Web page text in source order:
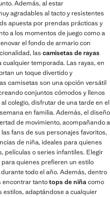
Además, al estar
agradables al tacto y resistentes
apuesta por prendas prácticas y
a los momentos de juego como a
el fondo de armario con
las camisetas de rayas
temporada. Las rayas, en
un toque divertido y
camisetas son una opción versátil
conjuntos cómodos y llenos
colegio, disfrutar de una tarde en el
en familia. Además, el diseño
de movimiento, acompañando a
fans de sus personajes favoritos,
de niña, ideales para quienes
películas o series infantiles. Elegir
quienes prefieren un estilo
todo el año. Además, dentro
encontrar tantotops de niñacomo
estilos, adaptándose a cualquier